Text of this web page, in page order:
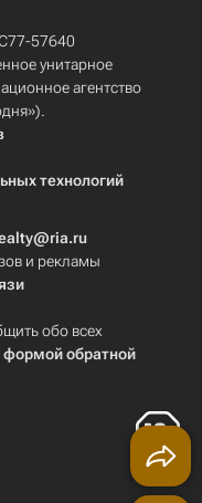
57640
унитарное
агентство
технологий
и рекламы
обо всех
формой обратной